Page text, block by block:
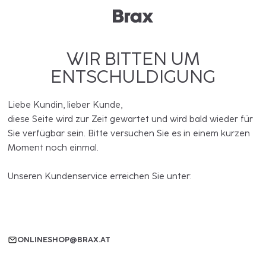
WIR BITTEN UM
ENTSCHULDIGUNG
Liebe Kundin, lieber Kunde,
diese Seite wird zur Zeit gewartet und wird bald wieder für
Sie verfügbar sein. Bitte versuchen Sie es in einem kurzen
Moment noch einmal.
Unseren Kundenservice erreichen Sie unter:
ONLINESHOP@BRAX.AT